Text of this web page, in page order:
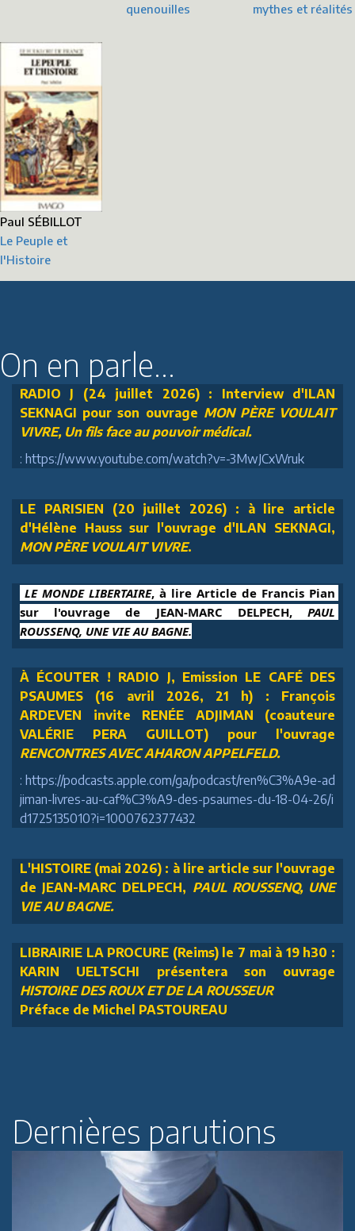
quenouilles
mythes et réalités
Paul SÉBILLOT
Le Peuple et
l'Histoire
On en parle...
RADIO J (24 juillet 2026) : Interview d'ILAN
SEKNAGI pour son ouvrage MON PÈRE VOULAIT
VIVRE, Un fils face au pouvoir médical.
: https://www.youtube.com/watch?v=-3MwJCxWruk
LE PARISIEN (20 juillet 2026) : à lire article
d'Hélène Hauss sur l'ouvrage d'ILAN SEKNAGI,
MON PÈRE VOULAIT VIVRE.
LE MONDE LIBERTAIRE, à lire Article de Francis Pian
sur l'ouvrage de JEAN-MARC DELPECH, PAUL
ROUSSENQ, UNE VIE AU BAGNE.
À ÉCOUTER ! RADIO J, Emission LE CAFÉ DES
PSAUMES (16 avril 2026, 21 h) : François
ARDEVEN invite RENÉE ADJIMAN (coauteure
VALÉRIE PERA GUILLOT) pour l'ouvrage
RENCONTRES AVEC AHARON APPELFELD.
: https://podcasts.apple.com/ga/podcast/ren%C3%A9e-ad
jiman-livres-au-caf%C3%A9-des-psaumes-du-18-04-26/i
d1725135010?i=1000762377432
L'HISTOIRE (mai 2026) : à lire article sur l'ouvrage
de JEAN-MARC DELPECH, PAUL ROUSSENQ, UNE
VIE AU BAGNE.
LIBRAIRIE LA PROCURE (Reims) le 7 mai à 19 h30 :
KARIN UELTSCHI présentera son ouvrage
HISTOIRE DES ROUX ET DE LA ROUSSEUR
Préface de Michel PASTOUREAU
Dernières parutions